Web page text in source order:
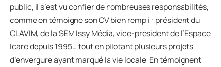
public, il s’est vu confier de nombreuses responsabilités,
comme en témoigne son CV bien rempli : président du
CLAVIM, de la SEM Issy Média, vice-président de l’Espace
Icare depuis 1995… tout en pilotant plusieurs projets
d’envergure ayant marqué la vie locale. En témoignent